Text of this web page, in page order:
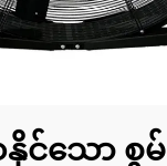
သော စွမ်